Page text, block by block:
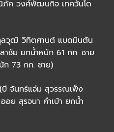
ค วงศ์พัฒนกิจ เทควันโด
วุฒิ วิทิตศานต์ แบดมินตัน
ชัย ยกน้ำหนัก 61 กก. ชาย
ก 73 กก. ชาย)
(บี จันทร์แจ่ม สุวรรณเพ็ง
ย สุรจนา คำเบ้า ยกน้ำ